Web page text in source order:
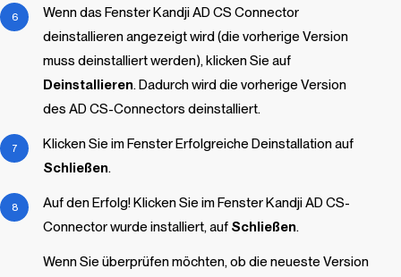
Wenn das FensterKandjiAD CS Connector
deinstallieren angezeigt wird (die vorherige Version
muss deinstalliert werden), klicken Sie auf
Deinstallieren. Dadurch wird die vorherige Version
des AD CS-Connectors deinstalliert.
Klicken Sie im Fenster Erfolgreiche Deinstallation auf
Schließen.
Auf den Erfolg! Klicken Sie im FensterKandjiAD CS-
Connector wurde installiert, auf Schließen.
Wenn Sie überprüfen möchten, ob die neueste Version